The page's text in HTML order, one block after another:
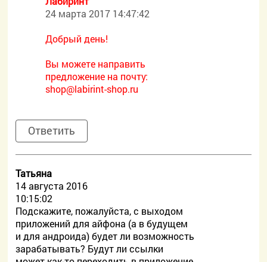
24 марта 2017 14:47:42
Добрый день!
Вы можете направить
предложение на почту:
shop@labirint-shop.ru
Ответить
Татьяна
14 августа 2016
10:15:02
Подскажите, пожалуйста, с выходом
приложений для айфона (а в будущем
и для андроида) будет ли возможность
зарабатывать? Будут ли ссылки